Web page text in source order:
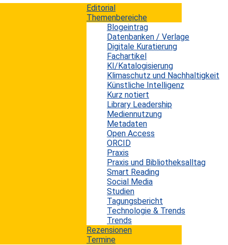
Editorial
Themenbereiche
Blogeintrag
Datenbanken / Verlage
Digitale Kuratierung
Fachartikel
KI/Katalogisierung
Klimaschutz und Nachhaltigkeit
Künstliche Intelligenz
Kurz notiert
Library Leadership
Mediennutzung
Metadaten
Open Access
ORCID
Praxis
Praxis und Bibliotheksalltag
Smart Reading
Social Media
Studien
Tagungsbericht
Technologie & Trends
Trends
Rezensionen
Termine
Museen
Studie zur erwarteten Rolle von KI in
Bibliotheken und Museen
15. Oktober 2021
Eine Projektgruppe der Europeana, der europäischen
digitalen Plattform für das wissenschaftliche und
europäische Kulturerbe, widmet sich seit 2019 einer
Untersuchung der erwarteten Rolle und Auswirkung der
Nutzung von Künstlicher Intelligenz (KI) im Bereich des
digitalen Kulturerbes. Vor Kurzem wurde ein
Abschlussbericht veröffentlicht, für den im September
2020 eine Umfrage inklusive einiger vertiefender
Interviews unter Galerien, Bibliotheken, Archiven und
Museen (GLAMs – Galleries,...
Die europäischen Bibliotheken und
Museen zukunftsfähig machen